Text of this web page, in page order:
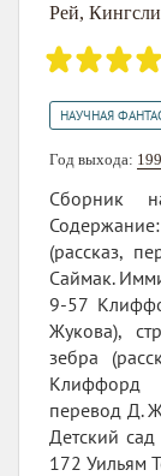
Рей,
НАУЧНАЯ
Год выхода:
Сборник
(рассказ,
Саймак.
9-57
Жукова),
зебра
Клиффорд
перевод Д.
Детский
172 Уильям